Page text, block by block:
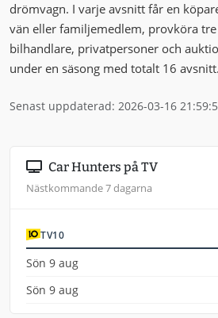
drömvagn. I varje avsnitt får en
vän eller familjemedlem, provköra
bilhandlare, privatpersoner och
under en säsong med totalt 16 avsnitt.
Senast uppdaterad: 2026-03-16
Car Hunters på TV
Nästkommande 7 dagarna
TV10
Sön 9 aug
Sön 9 aug